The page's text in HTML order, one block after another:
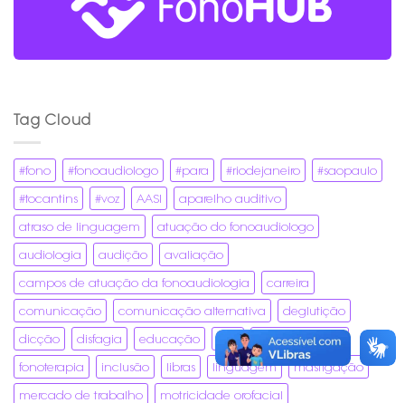
Tag Cloud
#fono #fonoaudiologo #para #riodejaneiro
#saopaulo
#tocantins
#voz AASI
aparelho auditivo
atraso de linguagem
atuação do fonoaudiologo
audiologia
audição
avaliação
campos de atuação da fonoaudiologia
carreira
comunicação
comunicação alternativa
deglutição
dicção
disfagia educação fala
fonoaudiologia
fonoterapia
inclusão libras linguagem
mastigação
mercado de trabalho
motricidade orofacial